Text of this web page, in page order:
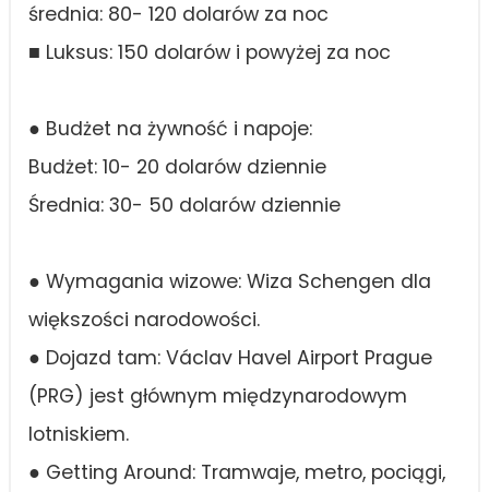
średnia: 80- 120 dolarów za noc
■ Luksus: 150 dolarów i powyżej za noc
● Budżet na żywność i napoje:
Budżet: 10- 20 dolarów dziennie
Średnia: 30- 50 dolarów dziennie
● Wymagania wizowe: Wiza Schengen dla
większości narodowości.
● Dojazd tam: Václav Havel Airport Prague
(PRG) jest głównym międzynarodowym
lotniskiem.
● Getting Around: Tramwaje, metro, pociągi,